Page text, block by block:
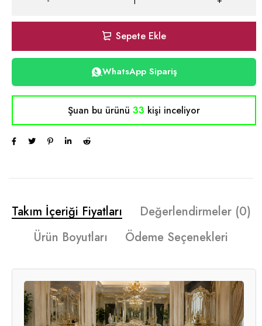
Sepete Ekle
WhatsApp Sipariş
Şuan bu ürünü 33 kişi inceliyor
Takım İçeriği Fiyatları
Değerlendirmeler (0)
Ürün Boyutları
Ödeme Seçenekleri